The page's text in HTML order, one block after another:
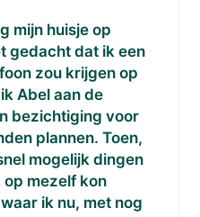
mijn huisje op
gedacht dat ik een
zou krijgen op
Abel aan de
bezichtiging voor
plannen. Toen,
mogelijk dingen
mezelf kon
ik nu, met nog